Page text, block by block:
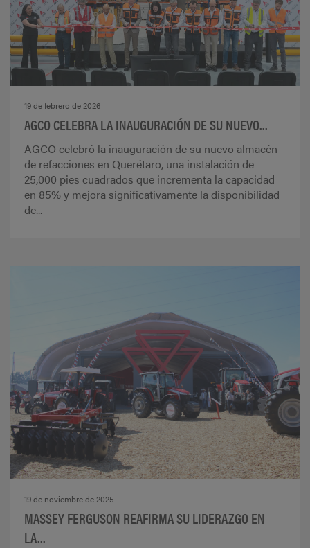
19 de febrero de 2026
AGCO CELEBRA LA INAUGURACIÓN DE SU NUEVO...
AGCO celebró la inauguración de su nuevo almacén
de refacciones en Querétaro, una instalación de
25,000 pies cuadrados que incrementa la capacidad
en 85% y mejora significativamente la disponibilidad
de...
19 de noviembre de 2025
MASSEY FERGUSON REAFIRMA SU LIDERAZGO EN
LA...